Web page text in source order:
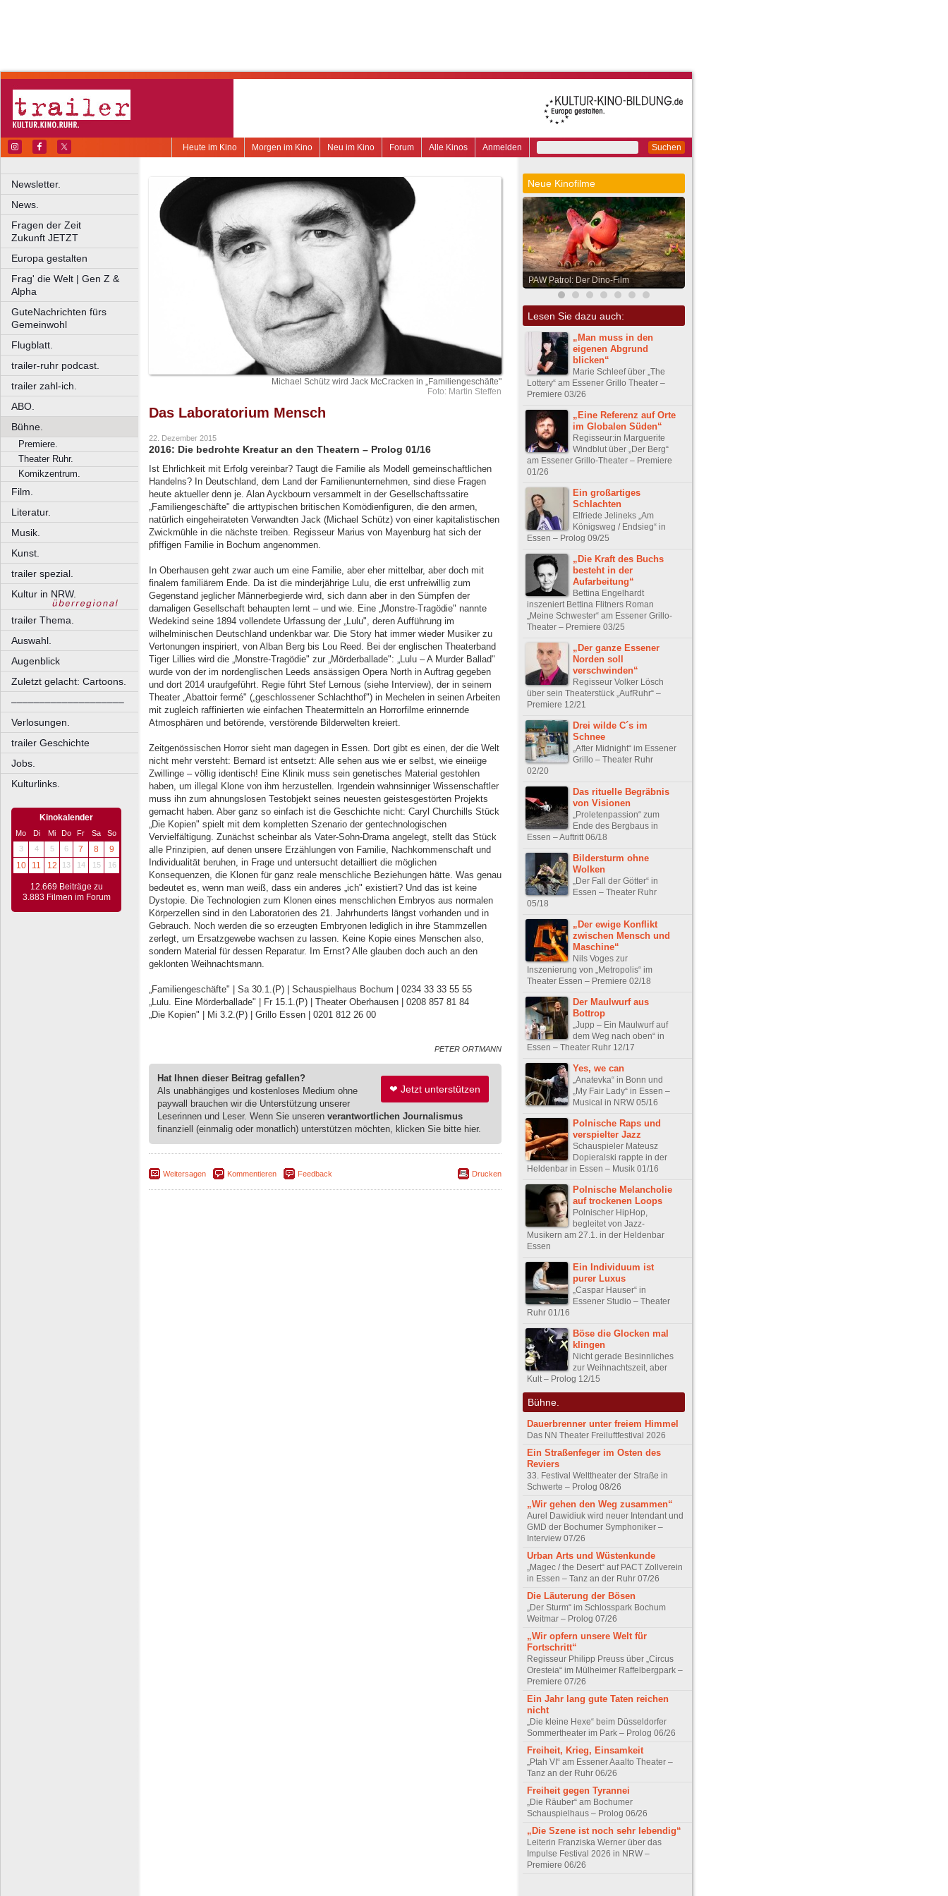
Suchen
Anmelden
Alle Kinos
Forum
Neu im Kino
Morgen im Kino
Heute im Kino
Newsletter.
News.
Fragen der Zeit
Zukunft JETZT
Europa gestalten
Frag' die Welt | Gen Z &
Alpha
GuteNachrichten fürs
Gemeinwohl
Flugblatt.
trailer-ruhr podcast.
trailer zahl-ich.
ABO.
Bühne.
Premiere.
Theater Ruhr.
Komikzentrum.
Film.
Literatur.
Musik.
Kunst.
trailer spezial.
Kultur in NRW.
trailer Thema.
Auswahl.
Augenblick
Zuletzt gelacht: Cartoons.
––––––––––––––––––––
Verlosungen.
trailer Geschichte
Jobs.
Kulturlinks.
Kinokalender
Mo Di Mi Do Fr Sa
So
3
4 5 6 7 8
9
10
11 12 13 14 15 16
12.669 Beiträge zu
3.883 Filmen im Forum
Michael Schütz wird Jack McCracken in „Familiengeschäfte"
Foto: Martin Steffen
Das Laboratorium Mensch
22. Dezember 2015
2016: Die bedrohte Kreatur an den Theatern – Prolog 01/16
Ist Ehrlichkeit mit Erfolg vereinbar? Taugt die Familie als Modell gemeinschaftlichen
Handelns? In Deutschland, dem Land der Familienunternehmen, sind diese Fragen
heute aktueller denn je. Alan Ayckbourn versammelt in der Gesellschaftssatire
„Familiengeschäfte" die arttypischen britischen Komödienfiguren, die den armen,
natürlich eingeheirateten Verwandten Jack (Michael Schütz) von einer kapitalistischen
Zwickmühle in die nächste treiben. Regisseur Marius von Mayenburg hat sich der
pfiffigen Familie in Bochum angenommen.
In Oberhausen geht zwar auch um eine Familie, aber eher mittelbar, aber doch mit
finalem familiärem Ende. Da ist die minderjährige Lulu, die erst unfreiwillig zum
Gegenstand jeglicher Männerbegierde wird, sich dann aber in den Sümpfen der
damaligen Gesellschaft behaupten lernt – und wie. Eine „Monstre-Tragödie" nannte
Wedekind seine 1894 vollendete Urfassung der „Lulu", deren Aufführung im
wilhelminischen Deutschland undenkbar war. Die Story hat immer wieder Musiker zu
Vertonungen inspiriert, von Alban Berg bis Lou Reed. Bei der englischen Theaterband
Tiger Lillies wird die „Monstre-Tragödie" zur „Mörderballade": „Lulu – A Murder Ballad"
wurde von der im nordenglischen Leeds ansässigen Opera North in Auftrag gegeben
und dort 2014 uraufgeführt. Regie führt Stef Lernous (siehe Interview), der in seinem
Theater „Abattoir fermé" („geschlossener Schlachthof") in Mechelen in seinen Arbeiten
mit zugleich raffinierten wie einfachen Theatermitteln an Horrorfilme erinnernde
Atmosphären und betörende, verstörende Bilderwelten kreiert.
Zeitgenössischen Horror sieht man dagegen in Essen. Dort gibt es einen, der die Welt
nicht mehr versteht: Bernard ist entsetzt: Alle sehen aus wie er selbst, wie eineiige
Zwillinge – völlig identisch! Eine Klinik muss sein genetisches Material gestohlen
haben, um illegal Klone von ihm herzustellen. Irgendein wahnsinniger Wissenschaftler
muss ihn zum ahnungslosen Testobjekt seines neuesten geistesgestörten Projekts
gemacht haben. Aber ganz so einfach ist die Geschichte nicht: Caryl Churchills Stück
„Die Kopien" spielt mit dem kompletten Szenario der gentechnologischen
Vervielfältigung. Zunächst scheinbar als Vater-Sohn-Drama angelegt, stellt das Stück
alle Prinzipien, auf denen unsere Erzählungen von Familie, Nachkommenschaft und
Individualität beruhen, in Frage und untersucht detailliert die möglichen
Konsequenzen, die Klonen für ganz reale menschliche Beziehungen hätte. Was genau
bedeutet es, wenn man weiß, dass ein anderes „ich" existiert? Und das ist keine
Dystopie. Die Technologien zum Klonen eines menschlichen Embryos aus normalen
Körperzellen sind in den Laboratorien des 21. Jahrhunderts längst vorhanden und in
Gebrauch. Noch werden die so erzeugten Embryonen lediglich in ihre Stammzellen
zerlegt, um Ersatzgewebe wachsen zu lassen. Keine Kopie eines Menschen also,
sondern Material für dessen Reparatur. Im Ernst? Alle glauben doch auch an den
geklonten Weihnachtsmann.
„Familiengeschäfte" | Sa 30.1.(P) | Schauspielhaus Bochum | 0234 33 33 55 55
„Lulu. Eine Mörderballade" | Fr 15.1.(P) | Theater Oberhausen | 0208 857 81 84
„Die Kopien" | Mi 3.2.(P) | Grillo Essen | 0201 812 26 00
PETER ORTMANN
❤ Jetzt unterstützen
Hat Ihnen dieser Beitrag gefallen?
Als unabhängiges und kostenloses Medium ohne
paywall brauchen wir die Unterstützung unserer
Leserinnen und Leser. Wenn Sie unseren verantwortlichen Journalismus
finanziell (einmalig oder monatlich) unterstützen möchten, klicken Sie bitte hier.
Weitersagen Kommentieren Feedback Drucken
Neue Kinofilme
PAW Patrol: Der Dino-Film
Lesen Sie dazu auch:
„Man muss in den
eigenen Abgrund
blicken“
Marie Schleef über „The
Lottery“ am Essener Grillo Theater –
Premiere 03/26
„Eine Referenz auf Orte
im Globalen Süden“
Regisseur:in Marguerite
Windblut über „Der Berg“
am Essener Grillo-Theater – Premiere
01/26
Ein großartiges
Schlachten
Elfriede Jelineks „Am
Königsweg / Endsieg“ in
Essen – Prolog 09/25
„Die Kraft des Buchs
besteht in der
Aufarbeitung“
Bettina Engelhardt
inszeniert Bettina Flitners Roman
„Meine Schwester“ am Essener Grillo-
Theater – Premiere 03/25
„Der ganze Essener
Norden soll
verschwinden“
Regisseur Volker Lösch
über sein Theaterstück „AufRuhr“ –
Premiere 12/21
Drei wilde C´s im
Schnee
„After Midnight“ im Essener
Grillo – Theater Ruhr
02/20
Das rituelle Begräbnis
von Visionen
„Proletenpassion“ zum
Ende des Bergbaus in
Essen – Auftritt 06/18
Bildersturm ohne
Wolken
„Der Fall der Götter“ in
Essen – Theater Ruhr
05/18
„Der ewige Konflikt
zwischen Mensch und
Maschine“
Nils Voges zur
Inszenierung von „Metropolis“ im
Theater Essen – Premiere 02/18
Der Maulwurf aus
Bottrop
„Jupp – Ein Maulwurf auf
dem Weg nach oben“ in
Essen – Theater Ruhr 12/17
Yes, we can
„Anatevka“ in Bonn und
„My Fair Lady“ in Essen –
Musical in NRW 05/16
Polnische Raps und
verspielter Jazz
Schauspieler Mateusz
Dopieralski rappte in der
Heldenbar in Essen – Musik 01/16
Polnische Melancholie
auf trockenen Loops
Polnischer HipHop,
begleitet von Jazz-
Musikern am 27.1. in der Heldenbar
Essen
Ein Individuum ist
purer Luxus
„Caspar Hauser“ in
Essener Studio – Theater
Ruhr 01/16
Böse die Glocken mal
klingen
Nicht gerade Besinnliches
zur Weihnachtszeit, aber
Kult – Prolog 12/15
Bühne.
Dauerbrenner unter freiem Himmel
Das NN Theater Freiluftfestival 2026
Ein Straßenfeger im Osten des
Reviers
33. Festival Welttheater der Straße in
Schwerte – Prolog 08/26
„Wir gehen den Weg zusammen“
Aurel Dawidiuk wird neuer Intendant und
GMD der Bochumer Symphoniker –
Interview 07/26
Urban Arts und Wüstenkunde
„Magec / the Desert“ auf PACT Zollverein
in Essen – Tanz an der Ruhr 07/26
Die Läuterung der Bösen
„Der Sturm“ im Schlosspark Bochum
Weitmar – Prolog 07/26
„Wir opfern unsere Welt für
Fortschritt“
Regisseur Philipp Preuss über „Circus
Oresteia“ im Mülheimer Raffelbergpark –
Premiere 07/26
Ein Jahr lang gute Taten reichen
nicht
„Die kleine Hexe“ beim Düsseldorfer
Sommertheater im Park – Prolog 06/26
Freiheit, Krieg, Einsamkeit
„Ptah VI“ am Essener Aaalto Theater –
Tanz an der Ruhr 06/26
Freiheit gegen Tyrannei
„Die Räuber“ am Bochumer
Schauspielhaus – Prolog 06/26
„Die Szene ist noch sehr lebendig“
Leiterin Franziska Werner über das
Impulse Festival 2026 in NRW –
Premiere 06/26